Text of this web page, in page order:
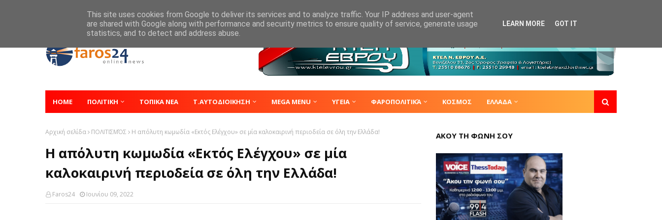
HOME ΠΟΛΙΤΙΚΗ ΤΟΠΙΚΑ ΝΕΑ Τ.ΑΥΤΟΔΙΟΙΚΗΣΗ MEGA MENU ΥΓΕΙΑ ΦΑΡΟΠΟΛΙΤΙΚΆ ΚΟΣΜΟΣ ΕΛΛΑΔΑ
Αρχική σελίδα ΠΟΛΙΤΙΣΜΌΣ Η απόλυτη κωμωδία «Εκτός Ελέγχου» σε μία καλοκαιρινή περιοδεία σε όλη την Ελλάδα!
Η απόλυτη κωμωδία «Εκτός Ελέγχου» σε μία
καλοκαιρινή περιοδεία σε όλη την Ελλάδα!
Faros24 Ιουνίου 09, 2022
ΑΚΟΥ ΤΗ ΦΩΝΗ ΣΟΥ
This site uses cookies from Google to deliver its services and to analyze traffic. Your IP address and user-agent
are shared with Google along with performance and security metrics to ensure quality of service, generate usage
statistics, and to detect and address abuse.
LEARN MORE GOT IT